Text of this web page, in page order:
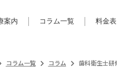
案内 コラム一覧 料金表
コラム一覧 コラム 歯科衛生士研